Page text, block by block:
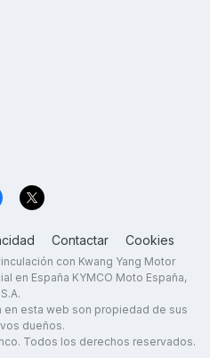
Contactar Cookies
con Kwang Yang Motor
en España KYMCO Moto España,
S.A.
en esta web son propiedad de sus
dueños.
Todos los derechos reservados.